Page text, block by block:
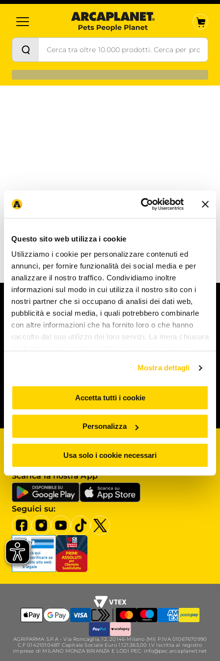
Questo sito web utilizza i cookie
Utilizziamo i cookie per personalizzare contenuti ed
annunci, per fornire funzionalità dei social media e per
analizzare il nostro traffico. Condividiamo inoltre
informazioni sul modo in cui utilizza il nostro sito con i
nostri partner che si occupano di analisi dei dati web,
pubblicità e social media, i quali potrebbero combinarle
con altre informazioni che ha fornito loro o che hanno
raccolto dal suo utilizzo dei loro servizi. La mera chiusura
la nostra cookie policy. Il consenso può essere espresso
diverse categorie di cookies da "Personalizza"
Mostra dettagli
Accetta tutti i cookie
Personalizza
Usa solo i cookie necessari
Arcaplanet
Novità e servizi
Corporate & Legal
Assistenza clienti
Servizio clienti
Scarica la nostra App
Seguici su:
AGRIFARMA S.P.A - Via Roncaglia, 12, 20146-Milano (MI) P.IVA 01067670990
C.F 01421010487 Capitale Sociale Euro 1.121.363,00 I.V Iscritta al registro
imprese di MILANO MONZA BRIANZA E LODI PEC: info@pec.arcaplanet.net